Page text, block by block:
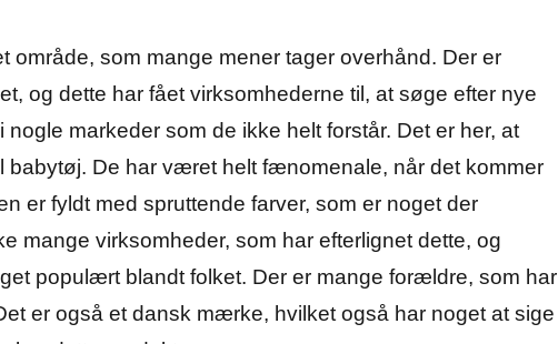
område, som mange mener tager overhånd. Der er
og dette har fået virksomhederne til, at søge efter nye
nogle markeder som de ikke helt forstår. Det er her, at
babytøj. De har været helt fænomenale, når det kommer
er fyldt med spruttende farver, som er noget der
mange virksomheder, som har efterlignet dette, og
populært blandt folket. Der er mange forældre, som har
er også et dansk mærke, hvilket også har noget at sige